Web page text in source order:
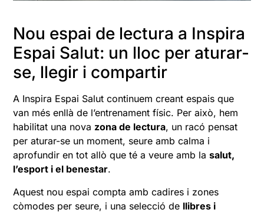
Nou espai de lectura a Inspira
Espai Salut: un lloc per aturar-
se, llegir i compartir
A Inspira Espai Salut continuem creant espais que
van més enllà de l’entrenament físic. Per això, hem
habilitat una nova zona de lectura, un racó pensat
per aturar-se un moment, seure amb calma i
aprofundir en tot allò que té a veure amb lasalut,
l’esport i el benestar.
Aquest nou espai compta amb cadires i zones
còmodes per seure, i una selecció de llibres i